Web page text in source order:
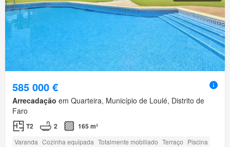
585 000 €
Arrecadação em Quarteira, Município de Loulé, Distrito de
Faro
T2 2 165 m²
Varanda Cozinha equipada Totalmente mobiliado Terraço Piscina